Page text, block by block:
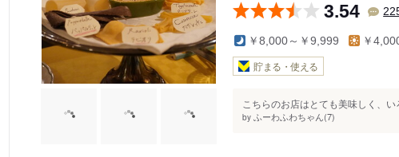
3.54
￥8,000～￥9,999 ￥
貯まる・使える
こちらのお店はとても美味しく、
by ふーわふわちゃん(7)